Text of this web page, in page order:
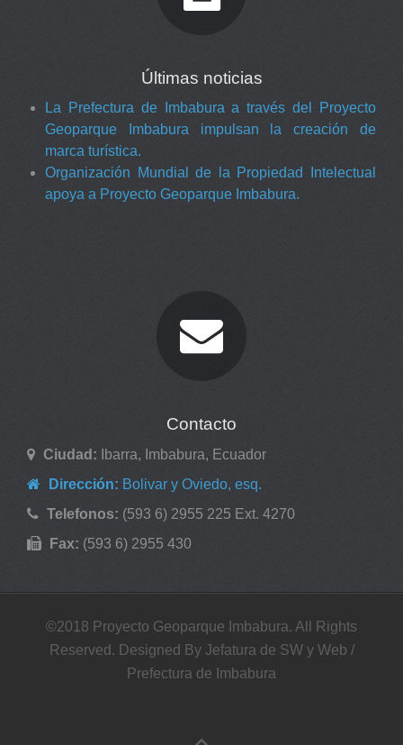
Últimas noticias
La Prefectura de Imbabura a través del Proyecto
Geoparque Imbabura impulsan la creación de
marca turística.
Organización Mundial de la Propiedad Intelectual
apoya a Proyecto Geoparque Imbabura.
Contacto
Ciudad:
Ibarra, Imbabura, Ecuador
Dirección: Bolivar y Oviedo, esq.
Telefonos: (593 6) 2955 225 Ext. 4270
Fax: (593 6) 2955 430
©2018 Proyecto Geoparque Imbabura. All Rights
Reserved. Designed By Jefatura de SW y Web /
Prefectura de Imbabura